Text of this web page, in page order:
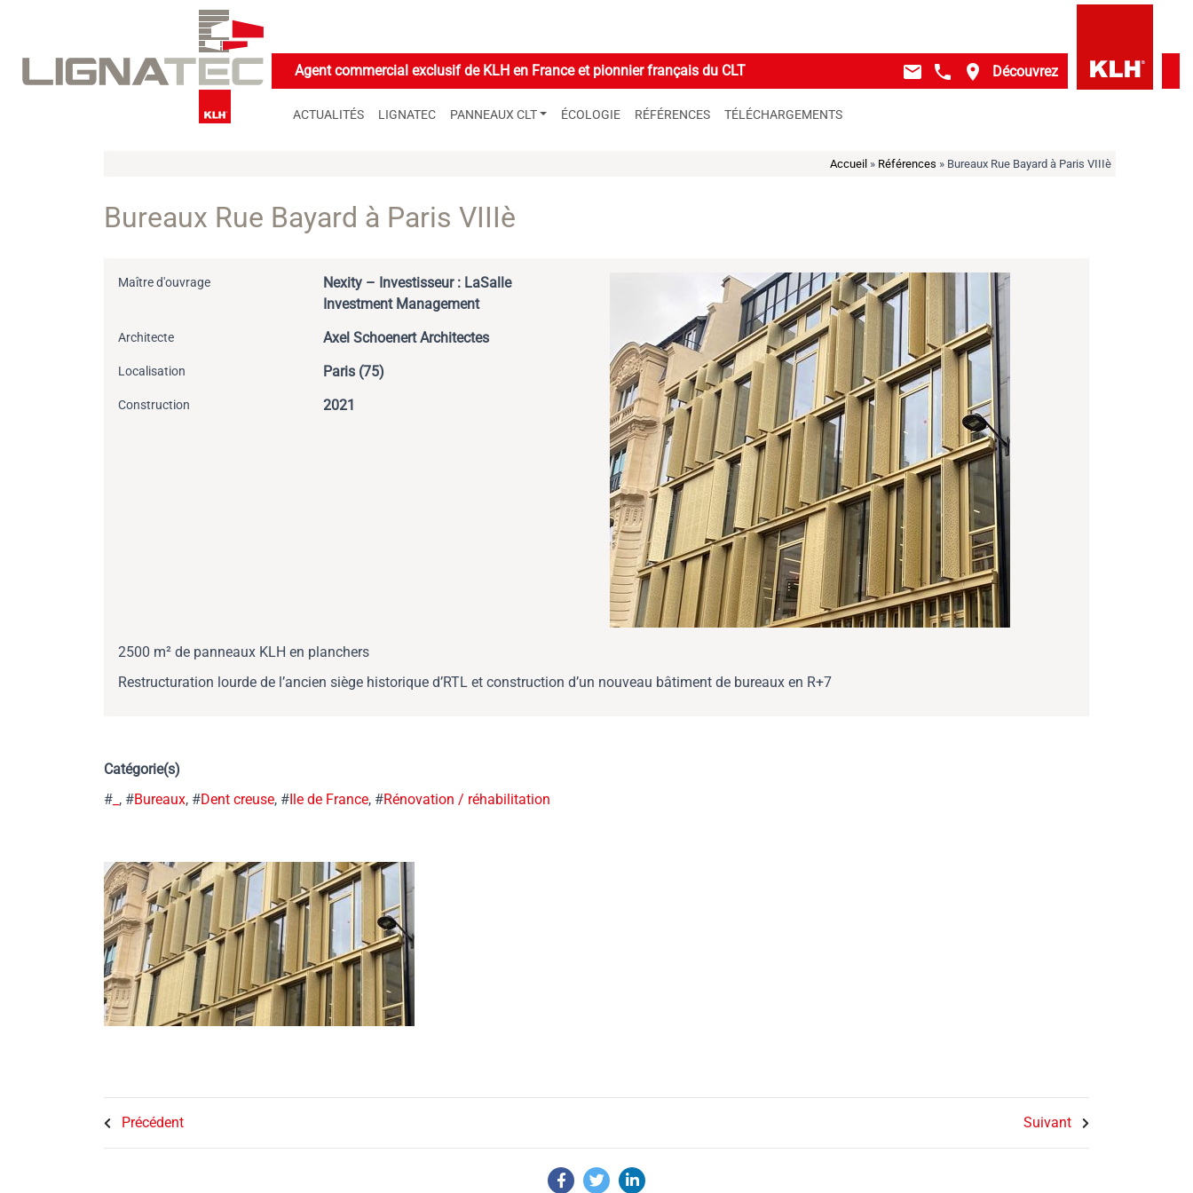
Agent commercial exclusif de KLH en France et pionnier français du CLT mail local_phone place Découvrez
ACTUALITÉS LIGNATEC PANNEAUX CLT ÉCOLOGIE RÉFÉRENCES TÉLÉCHARGEMENTS
Accueil » Références » Bureaux Rue Bayard à Paris VIIIè
Bureaux Rue Bayard à Paris VIIIè
Maître d'ouvrage
Nexity – Investisseur : LaSalle
Investment Management
Architecte Axel Schoenert Architectes
Localisation Paris (75)
Construction 2021
2500 m² de panneaux KLH en planchers
Restructuration lourde de l’ancien siège historique d’RTL et construction d’un nouveau bâtiment de bureaux en R+7
Catégorie(s)
# , #Bureaux, #Dent creuse, #Ile de France, #Rénovation / réhabilitation
Précédent Suivant